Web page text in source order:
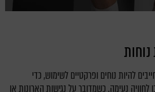
להיות נוחים ופרקטיים לשימוש, כדי
נעימה. כשמדובר על נגישות הארונות או